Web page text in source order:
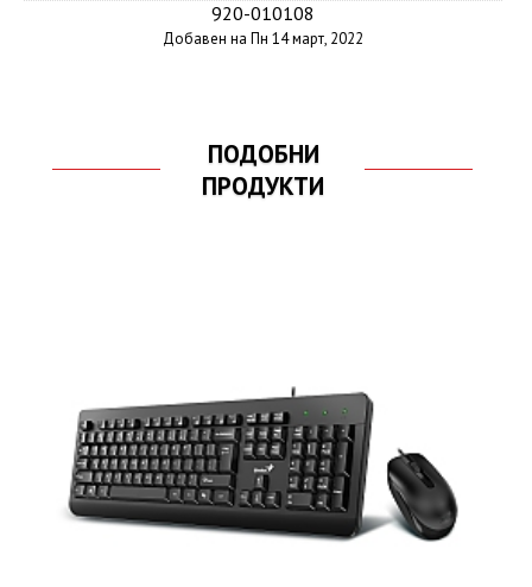
920-010108
Добавен на Пн 14 март, 2022
ПОДОБНИ
ПРОДУКТИ